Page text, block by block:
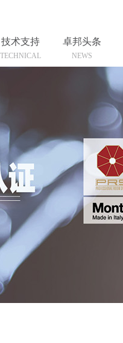
技术支持
TECHNICAL
卓邦头条
NEWS